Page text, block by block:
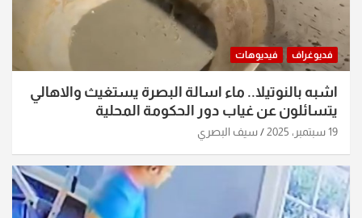
فديوغراف فيديوهات
اشبه بالنوتيلا.. ماء اسالة البصرة يستغيث والاهالي
يتسائلون عن غياب دور الحكومة المحلية
19 سبتمبر، 2025 سيف البصري